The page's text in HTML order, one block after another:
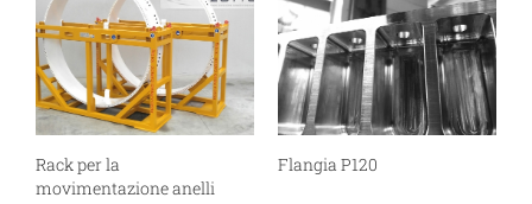
Rack per la
movimentazione anelli
Flangia P120